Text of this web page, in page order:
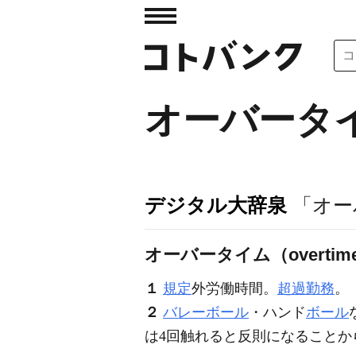
オーバータ
デジタル大辞泉 「オ
オーバータイム（
１ 規定外労働時間。 超過勤務。
２ バレーボール ・ハンドボール
は4回触れると反則になることか